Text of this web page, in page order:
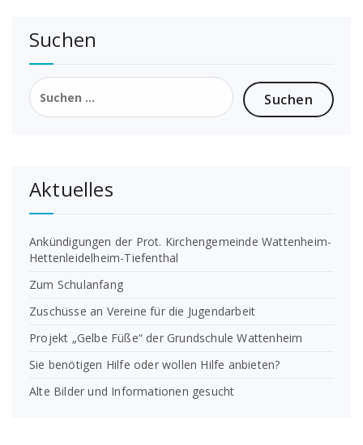
Suchen
Suchen
nach:
Aktuelles
Ankündigungen der Prot. Kirchengemeinde Wattenheim-
Hettenleidelheim-Tiefenthal
Zum Schulanfang
Zuschüsse an Vereine für die Jugendarbeit
Projekt „Gelbe Füße“ der Grundschule Wattenheim
Sie benötigen Hilfe oder wollen Hilfe anbieten?
Alte Bilder und Informationen gesucht